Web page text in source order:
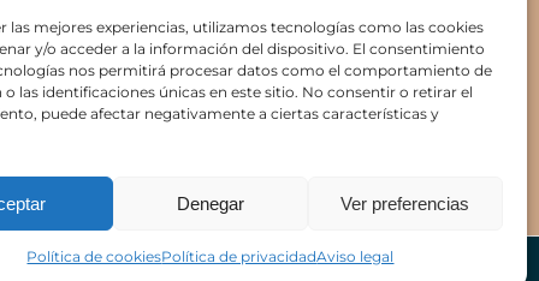
las mejores experiencias, utilizamos tecnologías como las cookies
y/o acceder a la información del dispositivo. El consentimiento
nos permitirá procesar datos como el comportamiento de
o las identificaciones únicas en este sitio. No consentir o retirar el
puede afectar negativamente a ciertas características y
Denegar Ver preferencias
Política de cookiesPolítica de privacidadAviso legal
EL DESCANSILLO, ctra Morón – Marchena (A-361) km 4.
Paradas, Sevilla. ESPAÑA
centrales: 601 926 811
info@agromoron.com
Aviso legal Política de privacidad Política de cookies